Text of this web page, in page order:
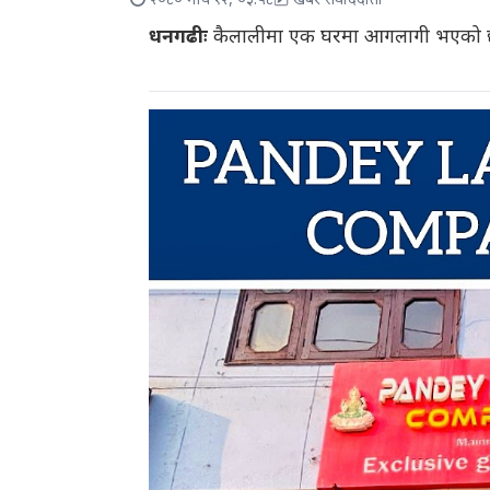
धनगढीः कैलालीमा एक घरमा आगलागी भएको